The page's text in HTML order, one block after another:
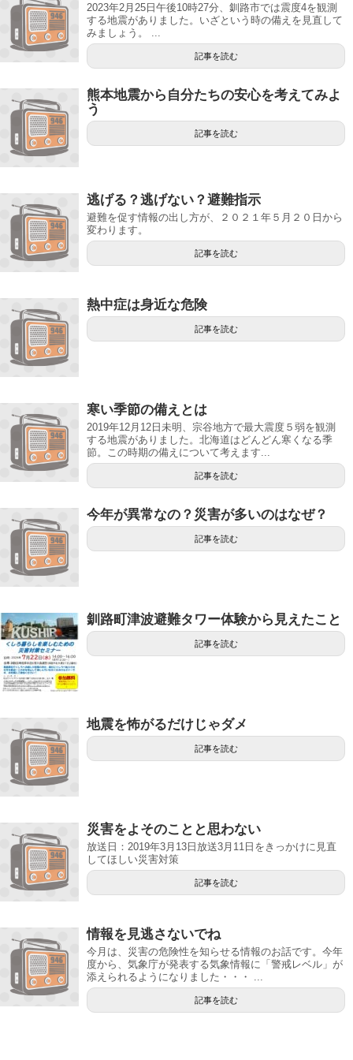
2023年2月25日午後10時27分、釧路市では震度4を観測
する地震がありました。いざという時の備えを見直して
みましょう。 ...
記事を読む
熊本地震から自分たちの安心を考えてみよ
う
記事を読む
逃げる？逃げない？避難指示
避難を促す情報の出し方が、２０２１年５月２０日から
変わります。
記事を読む
熱中症は身近な危険
記事を読む
寒い季節の備えとは
2019年12月12日未明、宗谷地方で最大震度５弱を観測
する地震がありました。北海道はどんどん寒くなる季
節。この時期の備えについて考えます...
記事を読む
今年が異常なの？災害が多いのはなぜ？
記事を読む
釧路町津波避難タワー体験から見えたこと
記事を読む
地震を怖がるだけじゃダメ
記事を読む
災害をよそのことと思わない
放送日：2019年3月13日放送3月11日をきっかけに見直
してほしい災害対策
記事を読む
情報を見逃さないでね
今月は、災害の危険性を知らせる情報のお話です。今年
度から、気象庁が発表する気象情報に「警戒レベル」が
添えられるようになりました・・・ ...
記事を読む